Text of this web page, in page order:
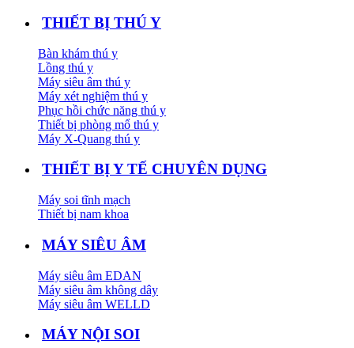
THIẾT BỊ THÚ Y
Bàn khám thú y
Lồng thú y
Máy siêu âm thú y
Máy xét nghiệm thú y
Phục hồi chức năng thú y
Thiết bị phòng mổ thú y
Máy X-Quang thú y
THIẾT BỊ Y TẾ CHUYÊN DỤNG
Máy soi tĩnh mạch
Thiết bị nam khoa
MÁY SIÊU ÂM
Máy siêu âm EDAN
Máy siêu âm không dây
Máy siêu âm WELLD
MÁY NỘI SOI